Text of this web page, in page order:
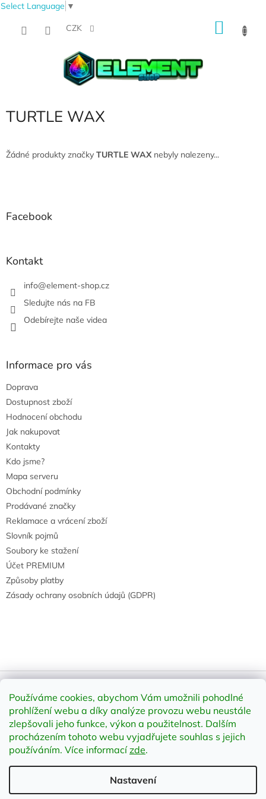
Select Language ▼
Používáme cookies, abychom Vám umožnili pohodlné
prohlížení webu a díky analýze provozu webu neustále
zlepšovali jeho funkce, výkon a použitelnost. Dalším
procházením tohoto webu vyjadřujete souhlas s jejich
používáním. Více informacízde.
Nastavení
CZK
TURTLE WAX
Žádné produkty značky TURTLE WAXnebyly nalezeny...
Facebook
Kontakt
info@element-shop.cz
Sledujte nás na FB
Odebírejte naše videa
Informace pro vás
Doprava
Dostupnost zboží
Hodnocení obchodu
Jak nakupovat
Kontakty
Kdo jsme?
Mapa serveru
Obchodní podmínky
Prodávané značky
Reklamace a vrácení zboží
Slovník pojmů
Soubory ke stažení
Účet PREMIUM
Způsoby platby
Zásady ochrany osobních údajů (GDPR)
Vytvořil Shoptet
Copyright 2026element-shop.cz. Všechna práva vyhrazena.
Upravit nastavení cookies